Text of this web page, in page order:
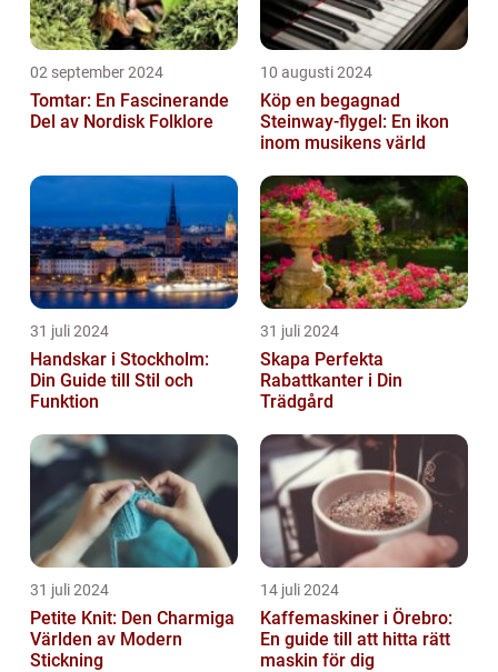
02 september 2024
Tomtar: En Fascinerande
Del av Nordisk Folklore
10 augusti 2024
Köp en begagnad
Steinway-flygel: En ikon
inom musikens värld
31 juli 2024
Handskar i Stockholm:
Din Guide till Stil och
Funktion
31 juli 2024
Skapa Perfekta
Rabattkanter i Din
Trädgård
31 juli 2024
Petite Knit: Den Charmiga
Världen av Modern
Stickning
14 juli 2024
Kaffemaskiner i Örebro:
En guide till att hitta rätt
maskin för dig